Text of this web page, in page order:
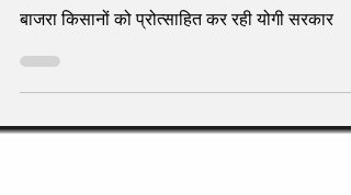
10 लाख हेक्टेयर क्षेत्रफल में होती है
बाजरे की खेती
बाजरा किसानों को प्रोत्साहित कर रही योगी सरकार